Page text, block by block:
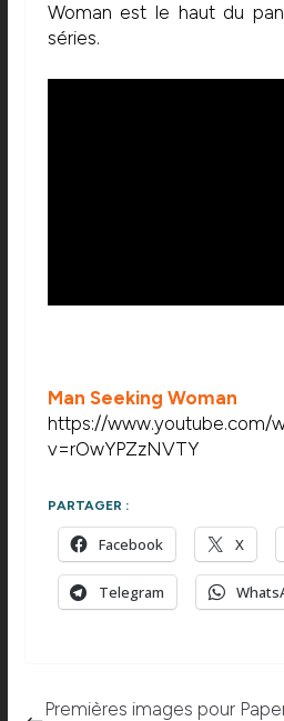
Woman est le haut du
séries.
Man Seeking Woman
https://www.youtube.com/
v=rOwYPZzNVTY
PARTAGER :
Facebook X
Telegram
Premières images pour